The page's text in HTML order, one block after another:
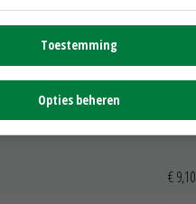
Moederdieren (> 3,5 kg)
€ 0,85
€ 7,15
€ 9,10
Toestemming
Opties beheren